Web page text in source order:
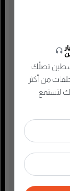
تصلُك
من أكثر
لك لتستمع